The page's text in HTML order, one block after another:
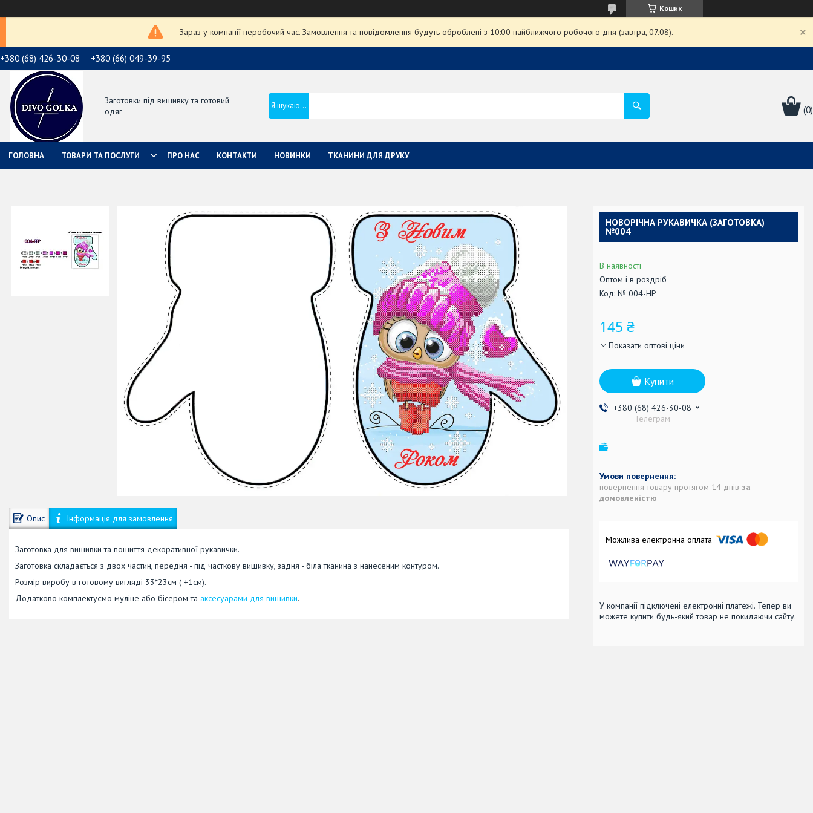
Кошик
Зараз у компанії неробочий час. Замовлення та повідомлення будуть оброблені з 10:00 найближчого робочого дня (завтра, 07.08).
+380 (68) 426-30-08 +380 (66) 049-39-95
Заготовки під вишивку та готовий
одяг
ГОЛОВНА ТОВАРИ ТА ПОСЛУГИ ПРО НАС КОНТАКТИ НОВИНКИ ТКАНИНИ ДЛЯ ДРУКУ
Опис Інформація для замовлення
Заготовка для вишивки та пошиття декоративної рукавички.
Заготовка складається з двох частин, передня - під часткову вишивку, задня - біла тканина з нанесеним контуром.
Розмір виробу в готовому вигляді 33*23см (-+1см).
Додатково комплектуємо муліне або бісером та аксесуарами для вишивки.
НОВОРІЧНА РУКАВИЧКА (ЗАГОТОВКА)
№004
В наявності
Оптом і в роздріб
Код: № 004-НР
145 ₴
Показати оптові ціни
Купити
+380 (68) 426-30-08
Телеграм
повернення товару протягом 14 днів за
домовленістю
У компанії підключені електронні платежі. Тепер ви
можете купити будь-який товар не покидаючи сайту.